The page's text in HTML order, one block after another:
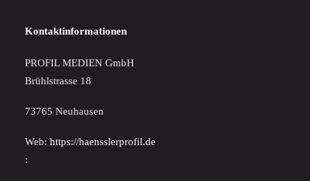
Kontaktinformationen
PROFIL MEDIEN GmbH
Brühlstrasse 18
73765 Neuhausen
Web: https://haensslerprofil.de
: